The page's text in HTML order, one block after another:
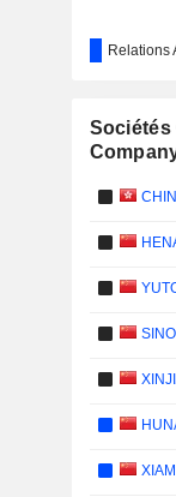
Relations
Sociétés